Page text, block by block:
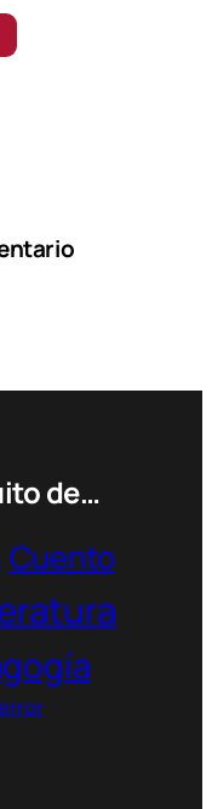
:
t
o
g
5
7
de…
Cuento